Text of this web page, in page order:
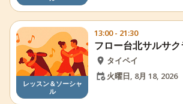
レッスン＆ソーシャ
ル
13:00 - 21:30
フロー台北サルサク
タイペイ
火曜日, 8月 18, 2026